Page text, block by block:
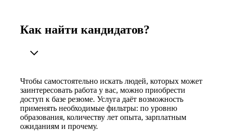
Как найти кандидатов?
Чтобы самостоятельно искать людей, которых может
заинтересовать работа у вас, можно приобрести
доступ к базе резюме. Услуга даёт возможность
применять необходимые фильтры: по уровню
образования, количеству лет опыта, зарплатным
ожиданиям и прочему.